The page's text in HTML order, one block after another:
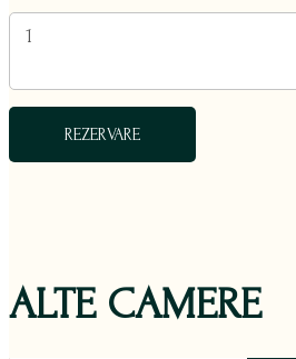
1
REZERVARE
ALTE CAMERE